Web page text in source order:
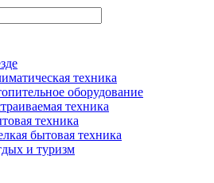
техника
оборудование
техника
техника
бытовая техника
и туризм